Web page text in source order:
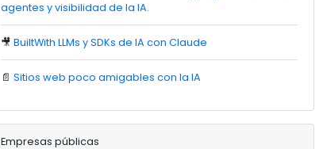
agentes y visibilidad de la IA.
🎥BuiltWith LLMs y SDKs de IA con Claude
📄Sitios web poco amigables con la IA
Empresas públicas